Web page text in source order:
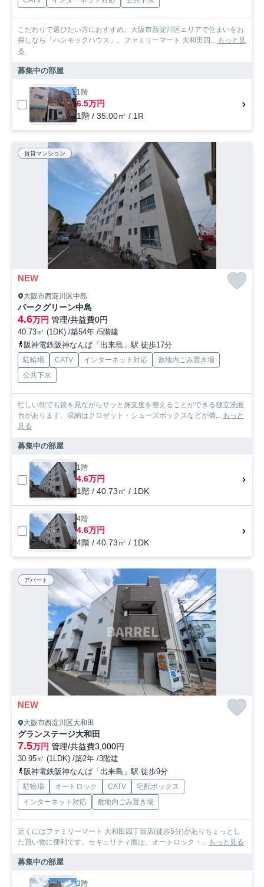
こだわりで選びたい方におすすめ。大阪市西淀川区エリアで住まいをお
探しなら「ハンモックハウス」。ファミリーマート 大和田四... もっと見
る
募集中の部屋
1階
6.5万円
1階 / 35.00㎡ / 1R
賃貸マンション
NEW
大阪市西淀川区中島
パークグリーン中島
4.6万円 管理/共益費0円
40.73㎡ (1DK) /築54年 /5階建
阪神電鉄阪神なんば「出来島」駅 徒歩17分
駐輪場 CATV インターネット対応
敷地内ごみ置き場
公共下水
忙しい朝でも鏡を見ながらサッと身支度を整えることができる独立洗面
台があります。収納はクロゼット・シューズボックスなどが備... もっと
見る
募集中の部屋
1階
4.6万円
1階 / 40.73㎡ / 1DK
4階
4.6万円
4階 / 40.73㎡ / 1DK
アパート
NEW
大阪市西淀川区大和田
グランステージ大和田
7.5万円 管理/共益費3,000円
30.95㎡ (1LDK) /築2年 /3階建
阪神電鉄阪神なんば「出来島」駅 徒歩9分
駐輪場 オートロック CATV
宅配ボックス
インターネット対応
敷地内ごみ置き場
近くにはファミリーマート 大和田四丁目店(徒歩5分)がありちょっとし
た買い物に便利です。セキュリティ面は、オートロック・... もっと見る
募集中の部屋
3階